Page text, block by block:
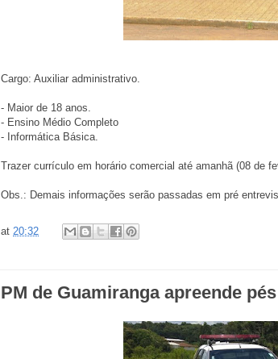
Cargo: Auxiliar administrativo.
- Maior de 18 anos.
- Ensino Médio Completo
- Informática Básica.
Trazer currículo em horário comercial até amanhã (08 de
Obs.: Demais informações serão passadas em pré
at 20:32
PM de Guamiranga apreende